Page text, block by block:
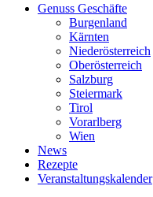
Genuss Geschäfte
Burgenland
Kärnten
Niederösterreich
Oberösterreich
Salzburg
Steiermark
Tirol
Vorarlberg
Wien
News
Rezepte
Veranstaltungskalender